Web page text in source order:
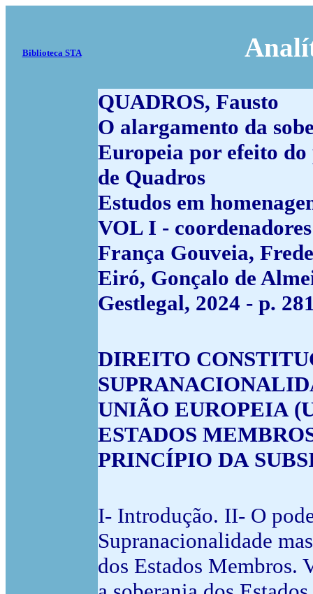
Biblioteca STA
QUADROS, Fausto
O alargamento da
Europeia por efeito
de Quadros
Estudos em
VOL I -
França Gouveia,
Eiró, Gonçalo de
Gestlegal, 2024 - p.
DIREITO
UNIÃO EUROPEIA
ESTADOS
PRINCÍPIO DA
I- Introdução. II- O
Supranacionalidade
dos Estados Membros.